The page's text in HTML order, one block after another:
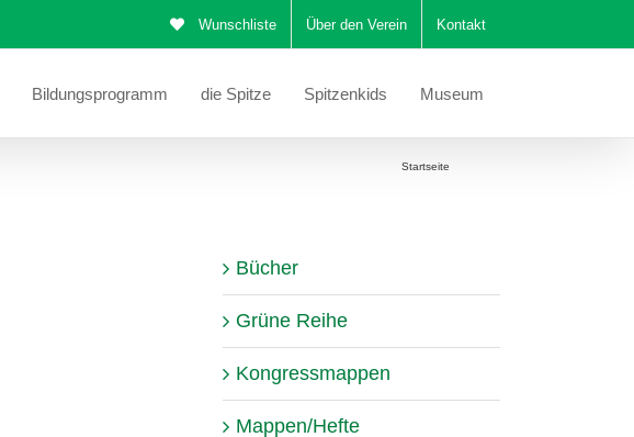
Wunschliste Über den Verein Kontakt
Bildungsprogramm die Spitze Spitzenkids Museum
Startseite
Bücher
Grüne Reihe
Kongressmappen
Mappen/Hefte